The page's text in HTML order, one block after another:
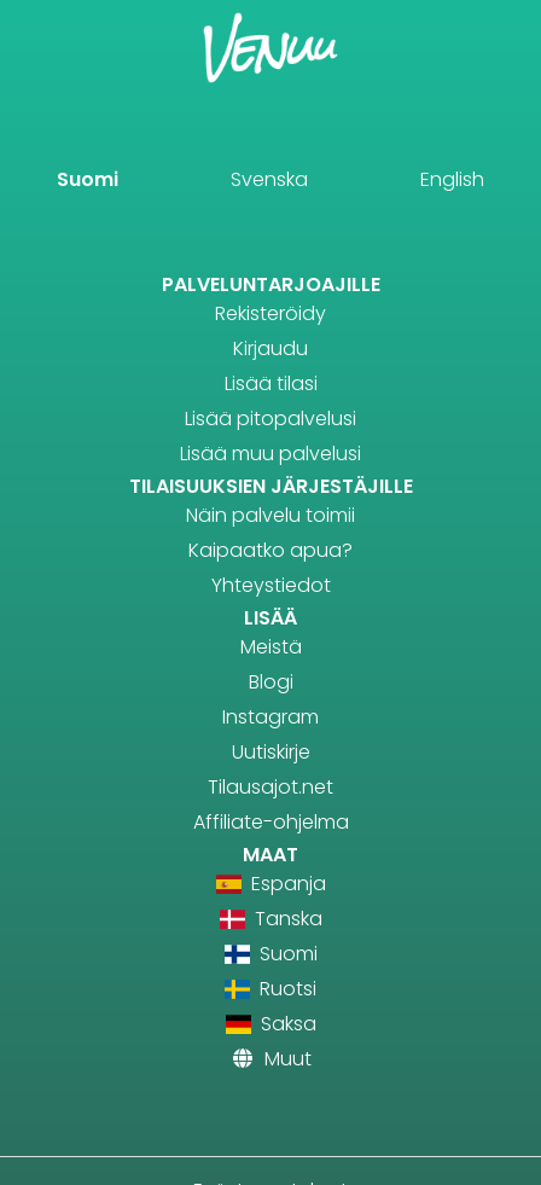
Suomi Svenska English
PALVELUNTARJOAJILLE
Rekisteröidy
Kirjaudu
Lisää tilasi
Lisää pitopalvelusi
Lisää muu palvelusi
TILAISUUKSIEN JÄRJESTÄJILLE
Näin palvelu toimii
Kaipaatko apua?
Yhteystiedot
LISÄÄ
Meistä
Blogi
Instagram
Uutiskirje
Tilausajot.net
Affiliate-ohjelma
MAAT
Espanja
Tanska
Suomi
Ruotsi
Saksa
Muut